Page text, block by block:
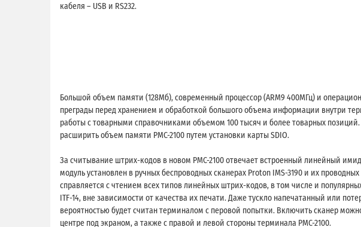
кабеля – USB и RS232.
Большой объем памяти (128Мб), современный процессор (ARM9 400МГц) и
преграды перед хранением и обработкой большого объема информации внутри
работы с товарными справочниками объемом 100 тысяч и более товарных
расширить объем памяти PMC-2100 путем установки карты SDIO.
За считывание штрих-кодов в новом PMC-2100 отвечает встроенный линейный
модуль установлен в ручных беспроводных сканерах Proton IMS-3190 и их проводных
справляется с чтением всех типов линейных штрих-кодов, в том числе и
ITF-14, вне зависимости от качества их печати. Даже тускло напечатанный или
вероятностью будет считан терминалом с перовой попытки. Включить сканер
центре под экраном, а также с правой и левой стороны терминала PMC-2100.